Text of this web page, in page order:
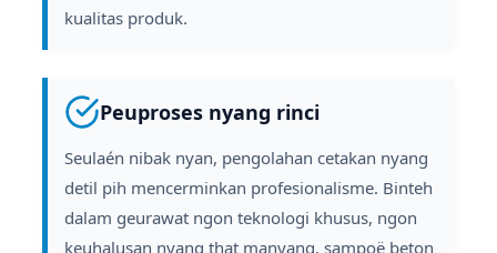
kualitas produk.
Peuproses nyang rinci
Seulaén nibak nyan, pengolahan cetakan nyang
detil pih mencerminkan profesionalisme. Binteh
dalam geurawat ngon teknologi khusus, ngon
keuhalusan nyang that manyang, sampoë beton